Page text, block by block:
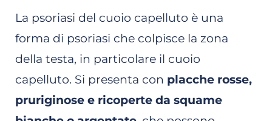
La psoriasi del cuoio capelluto è una
forma di psoriasi che colpisce la zona
della testa, in particolare il cuoio
capelluto. Si presenta con placche rosse,
pruriginose e ricoperte da squame